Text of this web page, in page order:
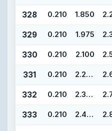
328 0.210 1.850
329 0.210 1.975
330 0.210 2.100
331 0.210 2.225
332 0.210 2.350
333 0.210 2.475